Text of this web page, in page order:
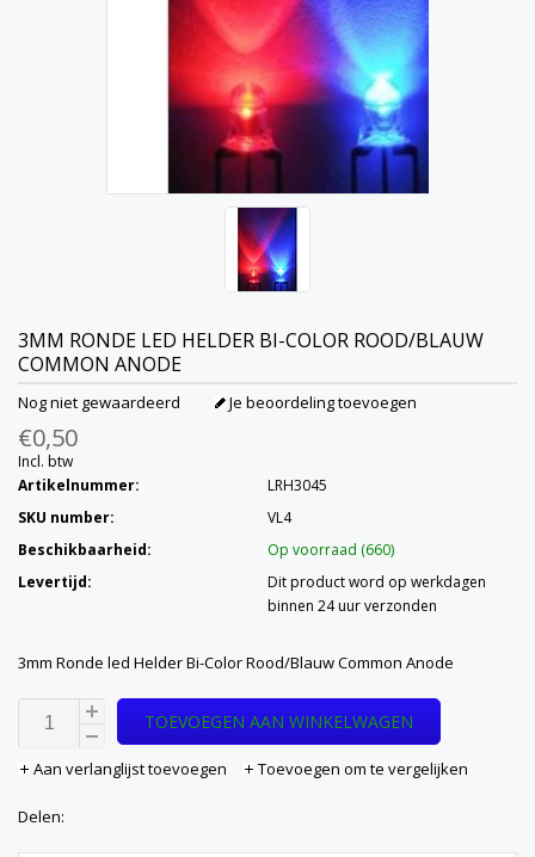
3MM RONDE LED HELDER BI-COLOR ROOD/BLAUW
COMMON ANODE
Nog niet gewaardeerd Je beoordeling toevoegen
€0,50
Incl. btw
Artikelnummer:
LRH3045
SKU number:
VL4
Beschikbaarheid:
Op voorraad (660)
Levertijd:
Dit product word op werkdagen
binnen 24 uur verzonden
3mm Ronde led Helder Bi-Color Rood/Blauw Common Anode
TOEVOEGEN AAN WINKELWAGEN
Aan verlanglijst toevoegen Toevoegen om te vergelijken
Delen: